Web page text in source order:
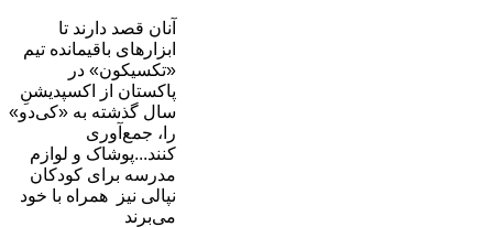
آنان قصد دارند تا
ابزارهای باقیمانده تیم
«تکسیکون» در
پاکستان از اکسپدیشنِ
سال گذشته به «کی‌دو»
را، جمع‌آوری
کنند...پوشاک و لوازم
مدرسه برای کودکان
نپالی نیز همراه با خود
می‌برند